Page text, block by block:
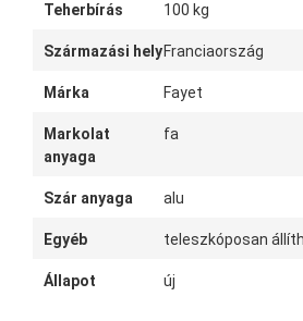
Teherbírás 100 kg
Származási helyFranciaország
Márka Fayet
Markolat
anyaga
fa
Szár anyaga alu
Egyéb teleszkóposan
Állapot új